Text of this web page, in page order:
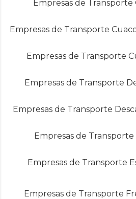
Empresas de Transporte
Empresas de Transporte
Empresas de Transporte
Empresas de Transporte
Empresas de Transporte
Empresas de Transporte
Empresas de Transporte
Empresas de Transporte